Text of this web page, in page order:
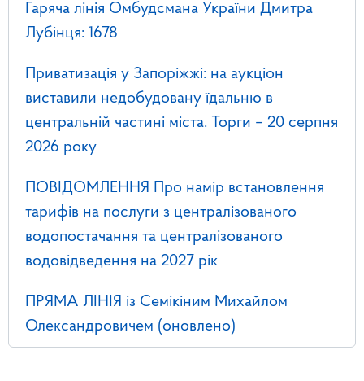
Гаряча лінія Омбудсмана України Дмитра
Лубінця: 1678
Приватизація у Запоріжжі: на аукціон
виставили недобудовану їдальню в
центральній частині міста. Торги – 20 серпня
2026 року
ПОВІДОМЛЕННЯ Про намір встановлення
тарифів на послуги з централізованого
водопостачання та централізованого
водовідведення на 2027 рік
ПРЯМА ЛІНІЯ із Семікіним Михайлом
Олександровичем (оновлено)